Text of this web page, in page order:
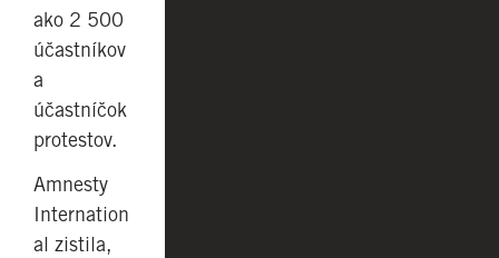
ako 2 500
účastníkov
a
účastníčok
protestov.
Amnesty
Internation
al zistila,